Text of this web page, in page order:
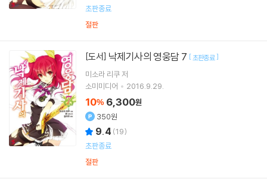
초판종료
절판
[도서] 낙제기사의 영웅담 7 [초판종료]
미소라 리쿠저
소미미디어
2016.9.29.
10% 6,300원
350원
9.4 (19)
초판종료
절판